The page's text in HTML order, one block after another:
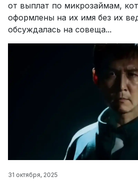
от выплат по микрозаймам,
оформлены на их имя без их
обсуждалась на совеща...
31 октября, 2025